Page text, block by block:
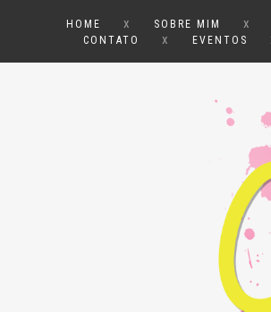
HOME x SOBRE MIM x
CONTATO x EVENTOS